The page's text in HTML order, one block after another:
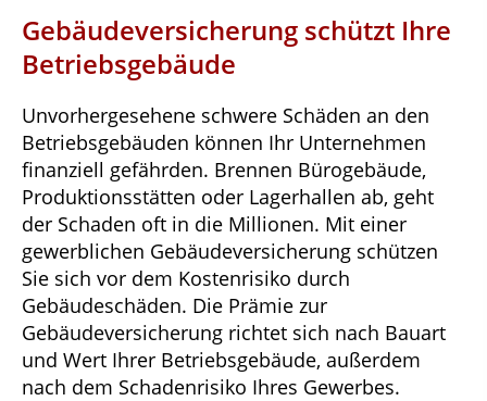
Gebäudeversicherung schützt Ihre
Betriebsgebäude
Unvorhergesehene schwere Schäden an den
Betriebsgebäuden können Ihr Unternehmen
finanziell gefährden. Brennen Bürogebäude,
Produktionsstätten oder Lagerhallen ab, geht
der Schaden oft in die Millionen. Mit einer
gewerblichen Gebäudeversicherung schützen
Sie sich vor dem Kostenrisiko durch
Gebäudeschäden. Die Prämie zur
Gebäudeversicherung richtet sich nach Bauart
und Wert Ihrer Betriebsgebäude, außerdem
nach dem Schadenrisiko Ihres Gewerbes.